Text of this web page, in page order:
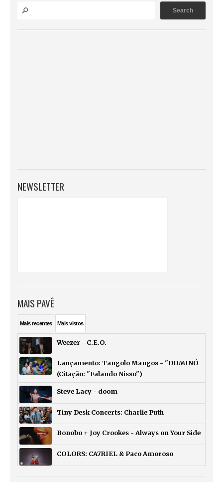
NEWSLETTER
MAIS PAVÊ
Maisrecentes Maisvistos
Weezer - C.E.O.
Lançamento: Tangolo Mangos - "DOMINÓ
(Citação: "Falando Nisso")
Steve Lacy - doom
Tiny Desk Concerts: Charlie Puth
Bonobo + Joy Crookes - Always on Your Side
COLORS: CA7RIEL & Paco Amoroso